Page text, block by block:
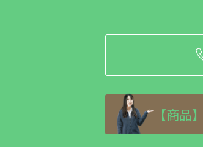
【商品】